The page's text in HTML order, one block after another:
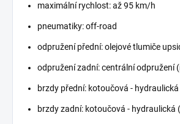
maximální rychlost: až 95 km/h
pneumatiky: off-road
odpružení přední: olejové tlumiče
odpružení zadní: centrální odpružení
brzdy přední: kotoučová - hydraulická
brzdy zadní: kotoučová - hydraulická